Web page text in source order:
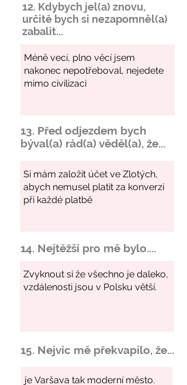
12. Kdybych jel(a) znovu,
určitě bych si nezapomněl(a)
zabalit...
13. Před odjezdem bych
býval(a) rád(a) věděl(a), že...
14. Nejtěžší pro mě bylo....
15. Nejvíc mě překvapilo, že...